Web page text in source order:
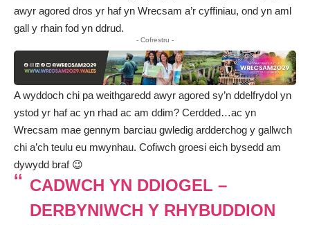
awyr agored dros yr haf yn Wrecsam a’r cyffiniau, ond yn aml
gall y rhain fod yn ddrud.
- Cofrestru -
A wyddoch chi pa weithgaredd awyr agored sy’n ddelfrydol yn
ystod yr haf ac yn rhad ac am ddim? Cerdded…ac yn
Wrecsam mae gennym barciau gwledig ardderchog y gallwch
chi a’ch teulu eu mwynhau. Cofiwch groesi eich bysedd am
dywydd braf 😉
CADWCH YN DDIOGEL –
DERBYNIWCH Y RHYBUDDION